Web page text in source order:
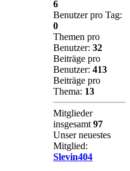
6
Benutzer pro Tag:
0
Themen pro
Benutzer: 32
Beiträge pro
Benutzer: 413
Beiträge pro
Thema: 13
Mitglieder
insgesamt 97
Unser neuestes
Mitglied:
Slevin404